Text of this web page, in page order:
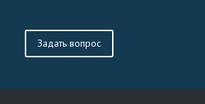
Задать вопрос